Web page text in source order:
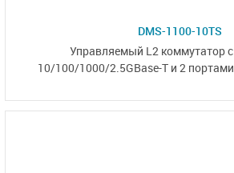
DMS-1100-10TS
Управляемый L2 коммутатор с
10/100/1000/2.5GBase-Tи 2 портами